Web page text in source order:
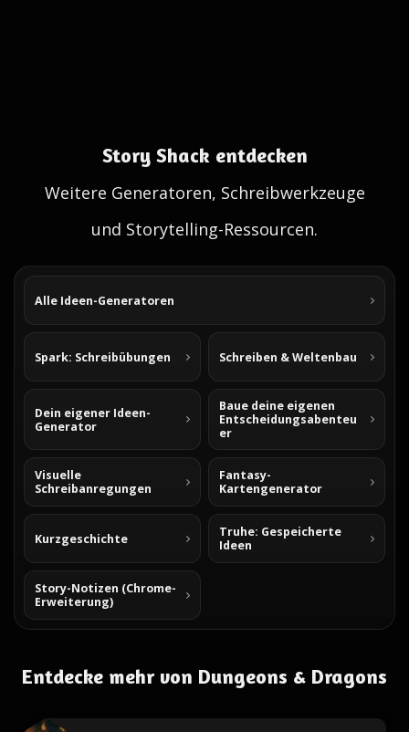
Story Shack entdecken
Weitere Generatoren, Schreibwerkzeuge
und Storytelling-Ressourcen.
Alle Ideen-Generatoren
Spark: Schreibübungen Schreiben & Weltenbau
Dein eigener Ideen-
Generator
Baue deine eigenen
Entscheidungsabenteu
er
Visuelle
Schreibanregungen
Fantasy-
Kartengenerator
Kurzgeschichte
Truhe: Gespeicherte
Ideen
Story-Notizen (Chrome-
Erweiterung)
Entdecke mehr von Dungeons & Dragons